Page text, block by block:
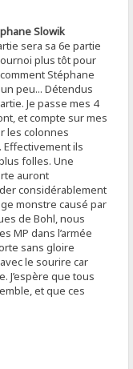
Slowik
sera sa 6e partie
plus tôt pour
Stéphane
peu... Détendus
Je passe mes 4
et compte sur mes
les colonnes
Effectivement ils
folles. Une
auront
considérablement
monstre causé par
de Bohl, nous
MP dans l’armée
sans gloire
le sourire car
J’espère que tous
et que ces